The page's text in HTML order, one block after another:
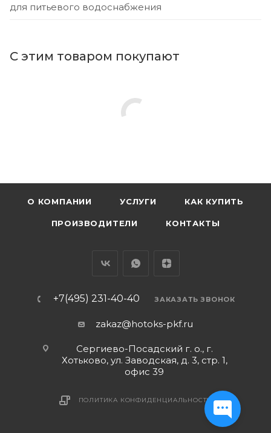
для питьевого водоснабжения
С этим товаром покупают
О КОМПАНИИ УСЛУГИ КАК КУПИТЬ
ПРОИЗВОДИТЕЛИ КОНТАКТЫ
+7(495) 231-40-40 ЗАКАЗАТЬ ЗВОНОК
zakaz@hotoks-pkf.ru
Сергиево-Посадский г. о., г.
Хотьково, ул. Заводская, д. 3, стр. 1,
офис 39
ПОЛИТИКА КОНФИДЕНЦИАЛЬНОСТИ